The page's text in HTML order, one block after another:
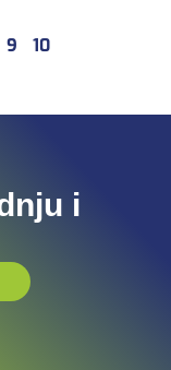
9 10
i